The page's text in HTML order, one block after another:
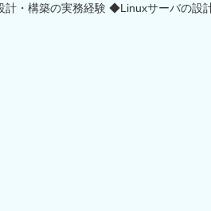
・構築の実務経験 ◆Linuxサーバの設